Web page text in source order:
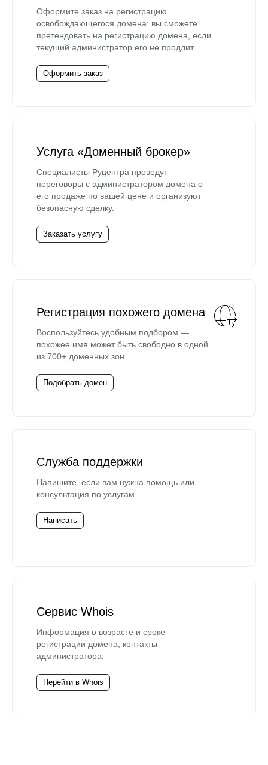
Оформите заказ на регистрацию
освобождающегося домена: вы сможете
претендовать на регистрацию домена, если
текущий администратор его не продлит.
Оформить заказ
Услуга «Доменный брокер»
Специалисты Руцентра проведут
переговоры с администратором домена о
его продаже по вашей цене и организуют
безопасную сделку.
Заказать услугу
Регистрация похожего домена
Воспользуйтесь удобным подбором —
похожее имя может быть свободно в одной
из 700+ доменных зон.
Подобрать домен
Служба поддержки
Напишите, если вам нужна помощь или
консультация по услугам.
Написать
Сервис Whois
Информация о возрасте и сроке
регистрации домена, контакты
администратора.
Перейти в Whois